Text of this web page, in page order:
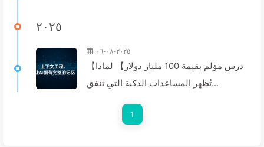
٢٠٢٥
٢٠٢٥-٠٨-٠٦
【درس مؤلم بقيمة 100 مليار دولار】 لماذا
تُظهر المساعدات الذكية التي تنفق
"فقدان الذاكرة" في الأوقات الحرجة، بينما
1